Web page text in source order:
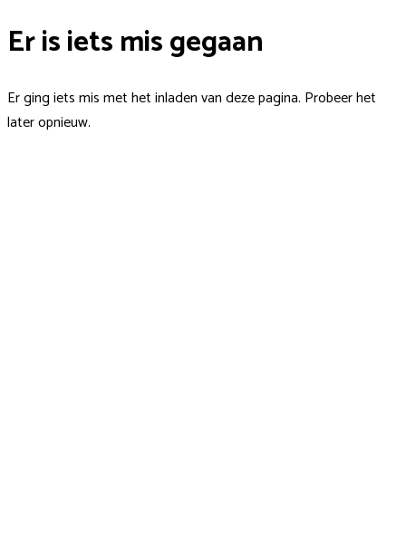
Er is iets mis gegaan
Er ging iets mis met het inladen van deze pagina. Probeer het
later opnieuw.